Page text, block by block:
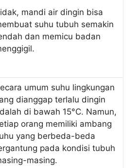
mandi air dingin bisa
suhu tubuh semakin
dan memicu badan
umum suhu lingkungan
dianggap terlalu dingin
di bawah 15°C. Namun,
orang memiliki ambang
yang berbeda-beda
pada kondisi tubuh
masing.